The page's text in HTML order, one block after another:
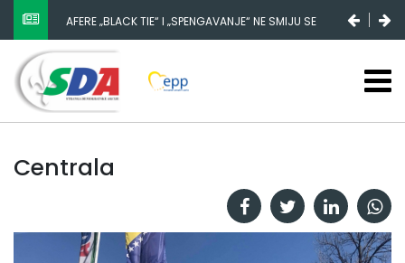
AFERE „BLACK TIE“ I „SPENGAVANJE“ NE SMIJU SE
ZATAŠKATI
Centrala